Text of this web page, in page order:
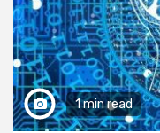
1 min read